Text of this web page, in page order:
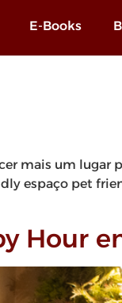
E-Books
mais um lugar
espaço pet
Hour